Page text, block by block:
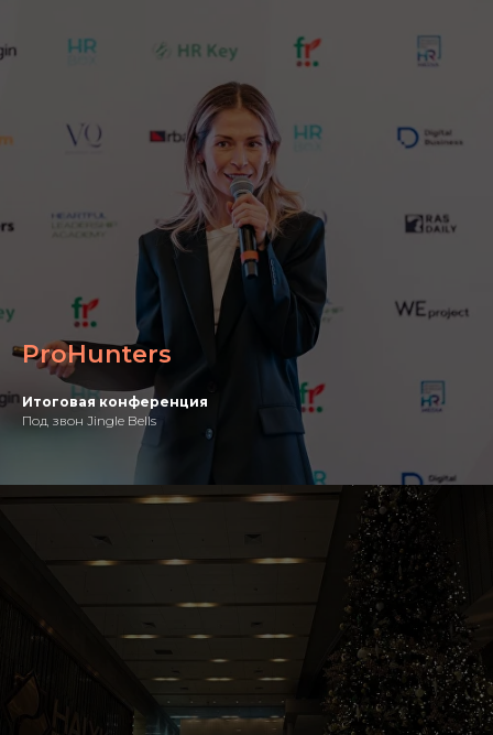
ProHunters
Итоговая конференция
Под звон Jingle Bells